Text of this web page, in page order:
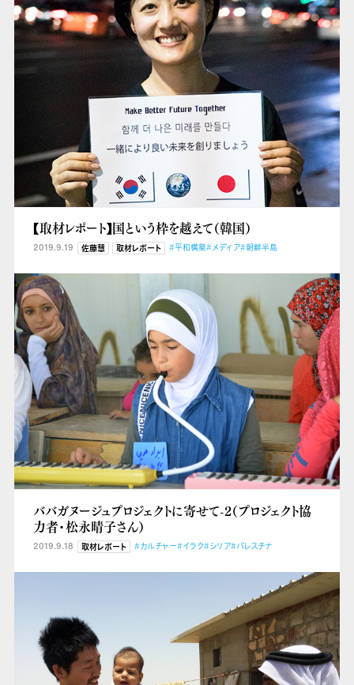
【取材レポート】国という枠を越えて（韓国）
2019.9.19 佐藤慧 取材レポート #平和構築#メディア#朝鮮半島
ババガヌージュプロジェクトに寄せて-2（プロジェクト協
力者・松永晴子さん）
2019.9.18 取材レポート #カルチャー#イラク#シリア#パレスチナ